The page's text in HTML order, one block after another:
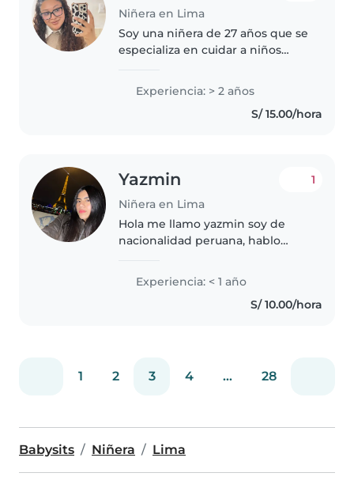
Niñera en Lima
Soy una niñera de 27 años que se
especializa en cuidar a niños
primaria. Tengo 2 años de
experiencia trabajando con
niños, incluyendo aquellos con
Experiencia: > 2 años
S/ 15.00/hora
Yazmin
Niñera en Lima
1
Hola me llamo yazmin soy de
nacionalidad peruana, hablo
profesora de inicial, soy muy
paciente y me gusta jugar, cada
Niño es diferente a su manera
Experiencia: < 1 año
S/ 10.00/hora
1 2 3 4 ... 28
Babysits Niñera Lima